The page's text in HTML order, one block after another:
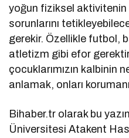
yoğun fiziksel aktivitenin
sorunlarını
gerekir. Özellikle futbol,
atletizm gibi efor
çocuklarımızın kalbinin
anlamak, onları
Bihaber.tr olarak bu
Üniversitesi Atakent